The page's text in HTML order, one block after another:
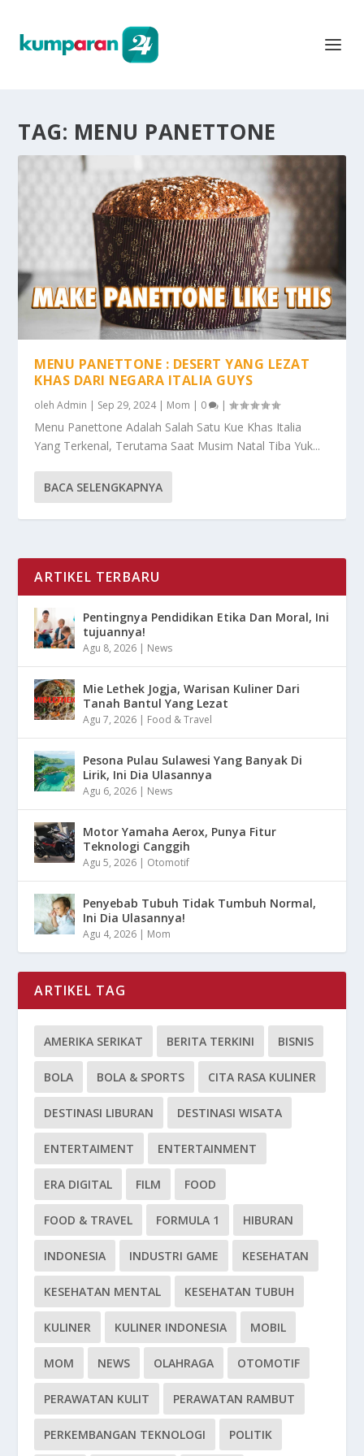
TAG: MENU PANETTONE
MENU PANETTONE : DESERT YANG LEZAT
KHAS DARI NEGARA ITALIA GUYS
olehAdmin | Sep 29, 2024| Mom | 0 |
Menu Panettone Adalah Salah Satu Kue Khas Italia
Yang Terkenal, Terutama Saat Musim Natal Tiba Yuk...
BACA SELENGKAPNYA
ARTIKEL TERBARU
Pentingnya Pendidikan Etika Dan Moral, Ini
tujuannya!
Agu 8, 2026 | News
Mie Lethek Jogja, Warisan Kuliner Dari
Tanah Bantul Yang Lezat
Agu 7, 2026 | Food & Travel
Pesona Pulau Sulawesi Yang Banyak Di
Lirik, Ini Dia Ulasannya
Agu 6, 2026 | News
Motor Yamaha Aerox, Punya Fitur
Teknologi Canggih
Agu 5, 2026 | Otomotif
Penyebab Tubuh Tidak Tumbuh Normal,
Ini Dia Ulasannya!
Agu 4, 2026 | Mom
ARTIKEL TAG
AMERIKA SERIKAT BERITA TERKINI BISNIS
BOLA BOLA & SPORTS CITA RASA KULINER
DESTINASI LIBURAN DESTINASI WISATA
ENTERTAIMENT ENTERTAINMENT
ERA DIGITAL FILM FOOD
FOOD & TRAVEL FORMULA 1 HIBURAN
INDONESIA INDUSTRI GAME KESEHATAN
KESEHATAN MENTAL KESEHATAN TUBUH
KULINER KULINER INDONESIA MOBIL
MOM NEWS OLAHRAGA OTOMOTIF
PERAWATAN KULIT PERAWATAN RAMBUT
PERKEMBANGAN TEKNOLOGI POLITIK